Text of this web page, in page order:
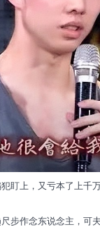
盯上，又亏本了上
步作念东说念主，可